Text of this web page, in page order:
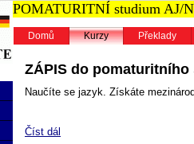
POMATURITNÍ studium AJ/
Domů Kurzy Překlady
ZÁPIS do pomaturitního
Naučíte se jazyk. Získáte
Číst dál